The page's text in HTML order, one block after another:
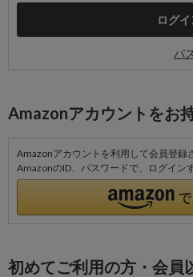
パ
Amazonアカウントをお
Amazonアカウントを利用して会員登録
AmazonのID、パスワードで、ログイン
初めてご利用の方・会員